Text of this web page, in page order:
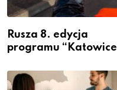
Rusza 8. edycja
programu “Katowice
– nabór dla
przedsiębiorców